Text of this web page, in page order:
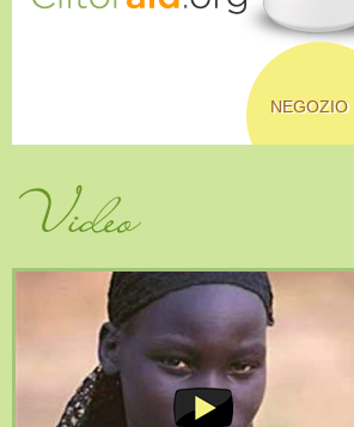
NEGOZIO
Video